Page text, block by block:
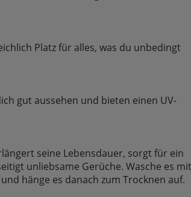
Platz für alles, was du unbedingt
gut aussehen und bieten einen UV-
seine Lebensdauer, sorgt für ein
unliebsame Gerüche. Wasche es mit
hänge es danach zum Trocknen auf.